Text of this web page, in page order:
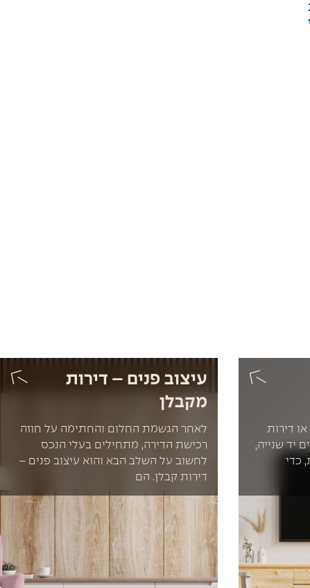
דירות
יד שנייה,
כדי
עיצוב פנים – דירות
מקבלן
לאחר הגשמת החלום והחתימה על חוזה
רכישת הדירה, מתחילים בעלי הנכס
לחשוב על השלב הבא והוא עיצוב פנים –
דירות קבלן. הם